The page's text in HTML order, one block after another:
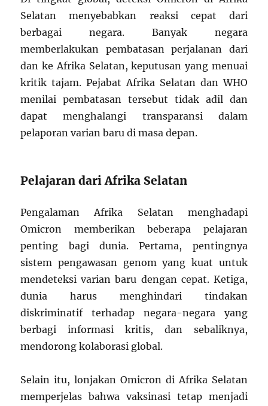
Selatan menyebabkan reaksi cepat dari
berbagai negara. Banyak negara
memberlakukan pembatasan perjalanan dari
dan ke Afrika Selatan, keputusan yang menuai
kritik tajam. Pejabat Afrika Selatan dan WHO
menilai pembatasan tersebut tidak adil dan
dapat menghalangi transparansi dalam
pelaporan varian baru di masa depan.
Pelajaran dari Afrika Selatan
Pengalaman Afrika Selatan menghadapi
Omicron memberikan beberapa pelajaran
penting bagi dunia. Pertama, pentingnya
sistem pengawasan genom yang kuat untuk
mendeteksi varian baru dengan cepat. Ketiga,
dunia harus menghindari tindakan
diskriminatif terhadap negara-negara yang
berbagi informasi kritis, dan sebaliknya,
mendorong kolaborasi global.
Selain itu, lonjakan Omicron di Afrika Selatan
memperjelas bahwa vaksinasi tetap menjadi